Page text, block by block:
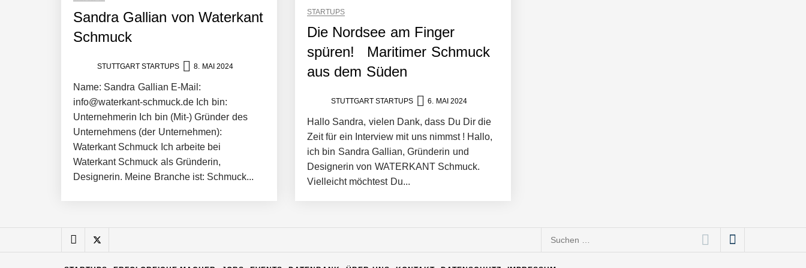
Sandra Gallian von Waterkant
Schmuck
STUTTGART STARTUPS 8. MAI 2024
Name: Sandra Gallian E-Mail:
info@waterkant-schmuck.de Ich bin:
Unternehmerin Ich bin (Mit-) Gründer des
Unternehmens (der Unternehmen):
Waterkant Schmuck Ich arbeite bei
Waterkant Schmuck als Gründerin,
Designerin. Meine Branche ist: Schmuck...
STARTUPS
Die Nordsee am Finger
spüren! Maritimer Schmuck
aus dem Süden
STUTTGART STARTUPS 6. MAI 2024
Hallo Sandra, vielen Dank, dass Du Dir die
Zeit für ein Interview mit uns nimmst ! Hallo,
ich bin Sandra Gallian, Gründerin und
Designerin von WATERKANT Schmuck.
Vielleicht möchtest Du...
Matthias Nagel von Pyck
Maximilian Mack von Pyck
Suchen